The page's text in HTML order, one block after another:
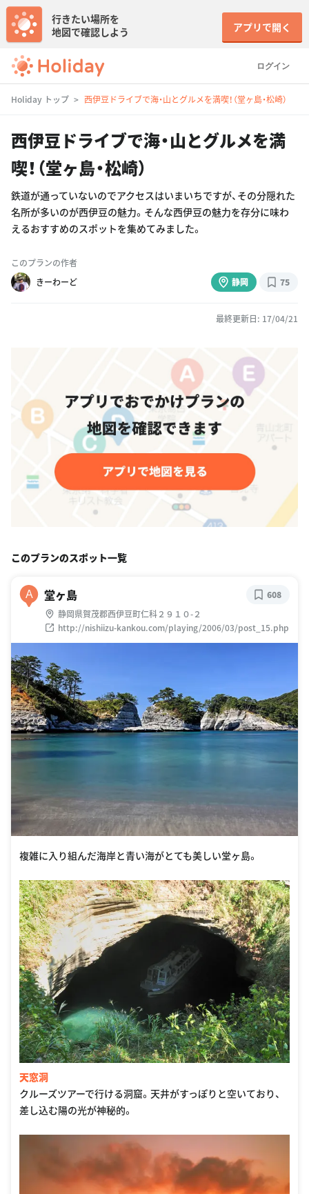
ログイン
行きたい場所を
地図で確認しよう
アプリで開く
Holiday トップ 西伊豆ドライブで海・山とグルメを満喫！（堂ヶ島・松崎）
西伊豆ドライブで海・山とグルメを満
喫！（堂ヶ島・松崎）
鉄道が通っていないのでアクセスはいまいちですが、その分隠れた
名所が多いのが西伊豆の魅力。そんな西伊豆の魅力を存分に味わ
えるおすすめのスポットを集めてみました。
このプランの作者
きーわーど
静岡 75
最終更新日: 17/04/21
このプランのスポット一覧
A 堂ヶ島
静岡県賀茂郡西伊豆町仁科２９１０-２
http://nishiizu-kankou.com/playing/2006/03/post_15.php
608
複雑に入り組んだ海岸と青い海がとても美しい堂ヶ島。
天窓洞
クルーズツアーで行ける洞窟。天井がすっぽりと空いており、
差し込む陽の光が神秘的。